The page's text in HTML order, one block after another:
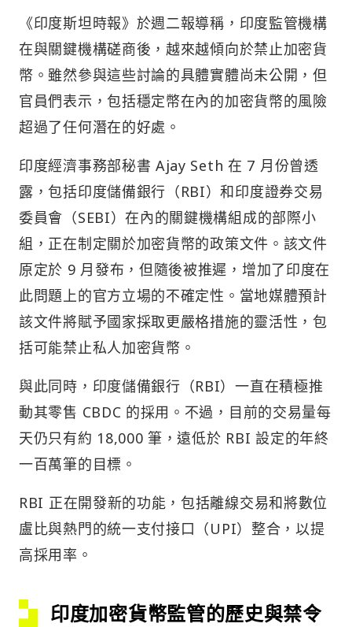
《印度斯坦時報》於週二報導稱，印度監管機構
在與關鍵機構磋商後，越來越傾向於禁止加密貨
幣。雖然參與這些討論的具體實體尚未公開，但
官員們表示，包括穩定幣在內的加密貨幣的風險
超過了任何潛在的好處。
印度經濟事務部秘書 Ajay Seth 在 7 月份曾透
露，包括印度儲備銀行（RBI）和印度證券交易
委員會（SEBI）在內的關鍵機構組成的部際小
組，正在制定關於加密貨幣的政策文件。該文件
原定於 9 月發布，但隨後被推遲，增加了印度在
此問題上的官方立場的不確定性。當地媒體預計
該文件將賦予國家採取更嚴格措施的靈活性，包
括可能禁止私人加密貨幣。
與此同時，印度儲備銀行（RBI）一直在積極推
動其零售 CBDC 的採用。不過，目前的交易量每
天仍只有約 18,000 筆，遠低於 RBI 設定的年終
一百萬筆的目標。
RBI 正在開發新的功能，包括離線交易和將數位
盧比與熱門的統一支付接口（UPI）整合，以提
高採用率。
印度加密貨幣監管的歷史與禁令